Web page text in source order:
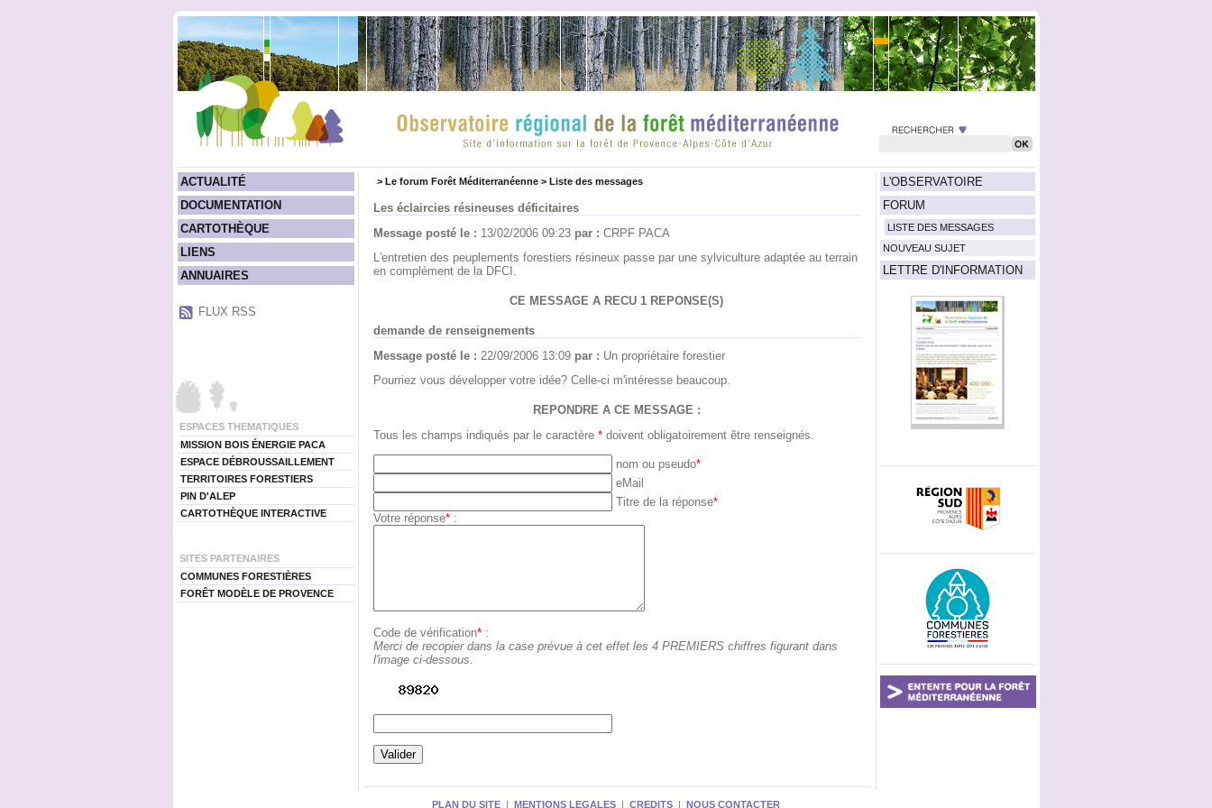
ACTUALITÉ
DOCUMENTATION
CARTOTHÈQUE
LIENS
ANNUAIRES
FLUX RSS
ESPACES THEMATIQUES
MISSION BOIS ÉNERGIE PACA
ESPACE DÉBROUSSAILLEMENT
TERRITOIRES FORESTIERS
PIN D'ALEP
CARTOTHÈQUE INTERACTIVE
SITES PARTENAIRES
COMMUNES FORESTIÈRES
FORÊT MODÈLE DE PROVENCE
L'OBSERVATOIRE
FORUM
LISTE DES MESSAGES
NOUVEAU SUJET
LETTRE D'INFORMATION
> Le forum Forêt Méditerranéenne> Liste des messages
Les éclaircies résineuses déficitaires
Message posté le : 13/02/2006 09:23 par : CRPF PACA
L'entretien des peuplements forestiers résineux passe par une sylviculture adaptée au terrain
en complément de la DFCI.
CE MESSAGE A RECU 1 REPONSE(S)
demande de renseignements
Message posté le : 22/09/2006 13:09 par : Un propriétaire forestier
Pourriez vous développer votre idée? Celle-ci m'intéresse beaucoup.
REPONDRE A CE MESSAGE :
Tous les champs indiqués par le caractère *doivent obligatoirement être renseignés.
nom ou pseudo*
eMail
Titre de la réponse*
Votre réponse*:
Code de vérification*:
Merci de recopier dans la case prévue à cet effet les 4 PREMIERS chiffres figurant dans
l'image ci-dessous.
PLAN DU SITE | MENTIONS LEGALES | CREDITS | NOUS CONTACTER